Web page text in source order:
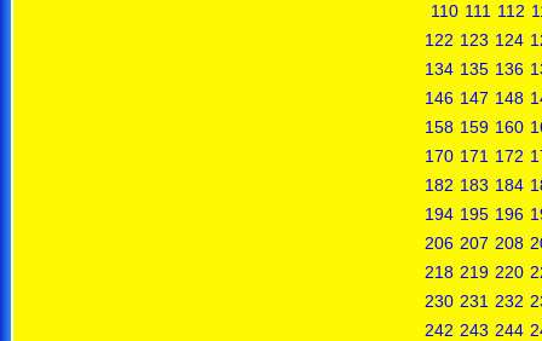
110 111 112
122 123 124
134 135 136
146 147 148
158 159 160
170 171 172
182 183 184
194 195 196
206 207 208
218 219 220
230 231 232
242 243 244